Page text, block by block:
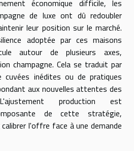
économique difficile, les
de luxe ont dû redoubler
leur position sur le marché.
adoptée par ces maisons
autour de plusieurs axes,
champagne. Cela se traduit par
cuvées inédites ou de pratiques
aux nouvelles attentes des
production est
de cette stratégie,
l'offre face à une demande